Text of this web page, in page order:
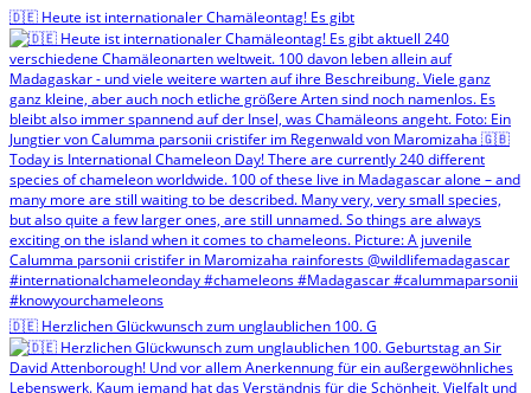
🇩🇪 Heute ist internationaler Chamäleontag! Es gibt
🇩🇪 Herzlichen Glückwunsch zum unglaublichen 100. G